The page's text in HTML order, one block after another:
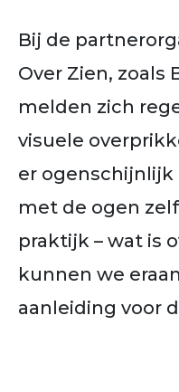
Bij de
Over Zien, zoals
melden zich
visuele
er
met de ogen
praktijk – wat is
kunnen we
aanleiding voor